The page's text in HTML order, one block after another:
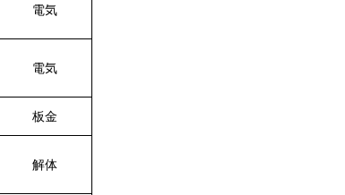
電気
電気
板金
解体